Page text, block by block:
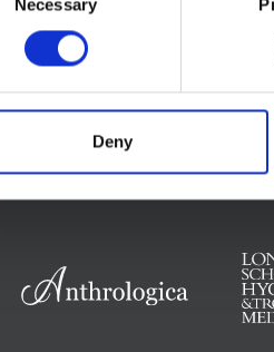
Necessary
Deny
par
Connecte-toi